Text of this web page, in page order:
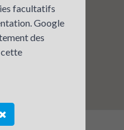
facultatifs
Google
des
cette